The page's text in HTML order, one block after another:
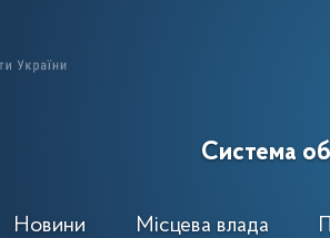
Система
Новини Місцева влада